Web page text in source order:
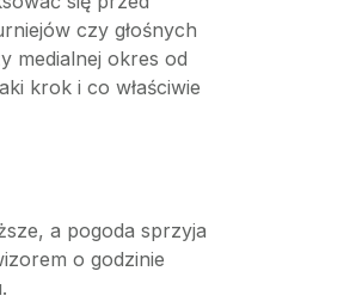
czy głośnych
medialnej okres od
krok i co właściwie
a pogoda sprzyja
o godzinie